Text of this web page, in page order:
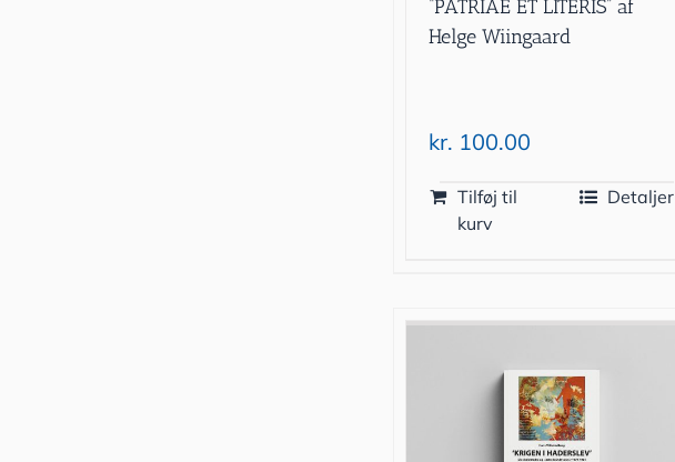
“PATRIAE ET LITERIS” af
Helge Wiingaard
kr. 100.00
Tilføj til
kurv
Detaljer